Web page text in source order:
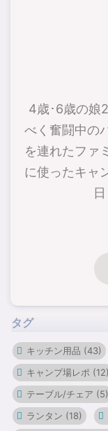
4歳･6歳の娘
べく奮闘中の
を連れたファ
に使ったキャ
タグ
キッチン用品 (43)
キャンプ場レポ (12)
テーブル/チェア (5)
ランタン (18)